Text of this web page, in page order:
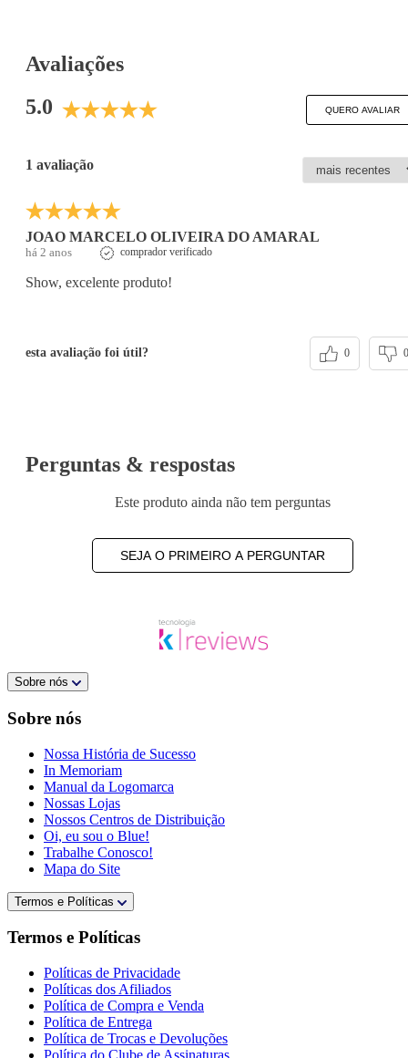
Avaliações
5.0
QUERO AVALIAR
1 avaliação
JOAO MARCELO OLIVEIRA DO AMARAL
há 2 anos comprador verificado
Show, excelente produto!
esta avaliação foi útil? 0 0
Perguntas & respostas
Este produto ainda não tem perguntas
SEJA O PRIMEIRO A PERGUNTAR
Sobre nós
Sobre nós
Nossa História de Sucesso
In Memoriam
Manual da Logomarca
Nossas Lojas
Nossos Centros de Distribuição
Oi, eu sou o Blue!
Trabalhe Conosco!
Mapa do Site
Termos e Políticas
Termos e Políticas
Políticas de Privacidade
Políticas dos Afiliados
Política de Compra e Venda
Política de Entrega
Política de Trocas e Devoluções
Política do Clube de Assinaturas